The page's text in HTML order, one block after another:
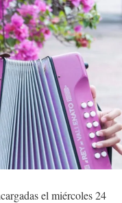
el miércoles 24